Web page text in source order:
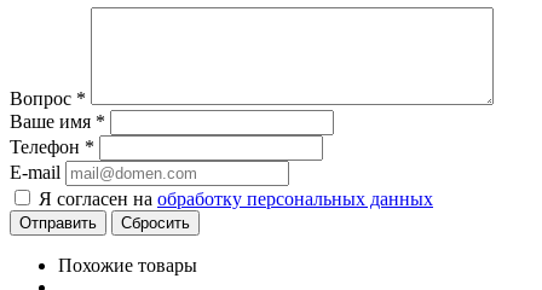
Вопрос *
Ваше имя *
Телефон *
E-mail
Я согласен на обработку персональных данных
Сбросить
Похожие товары